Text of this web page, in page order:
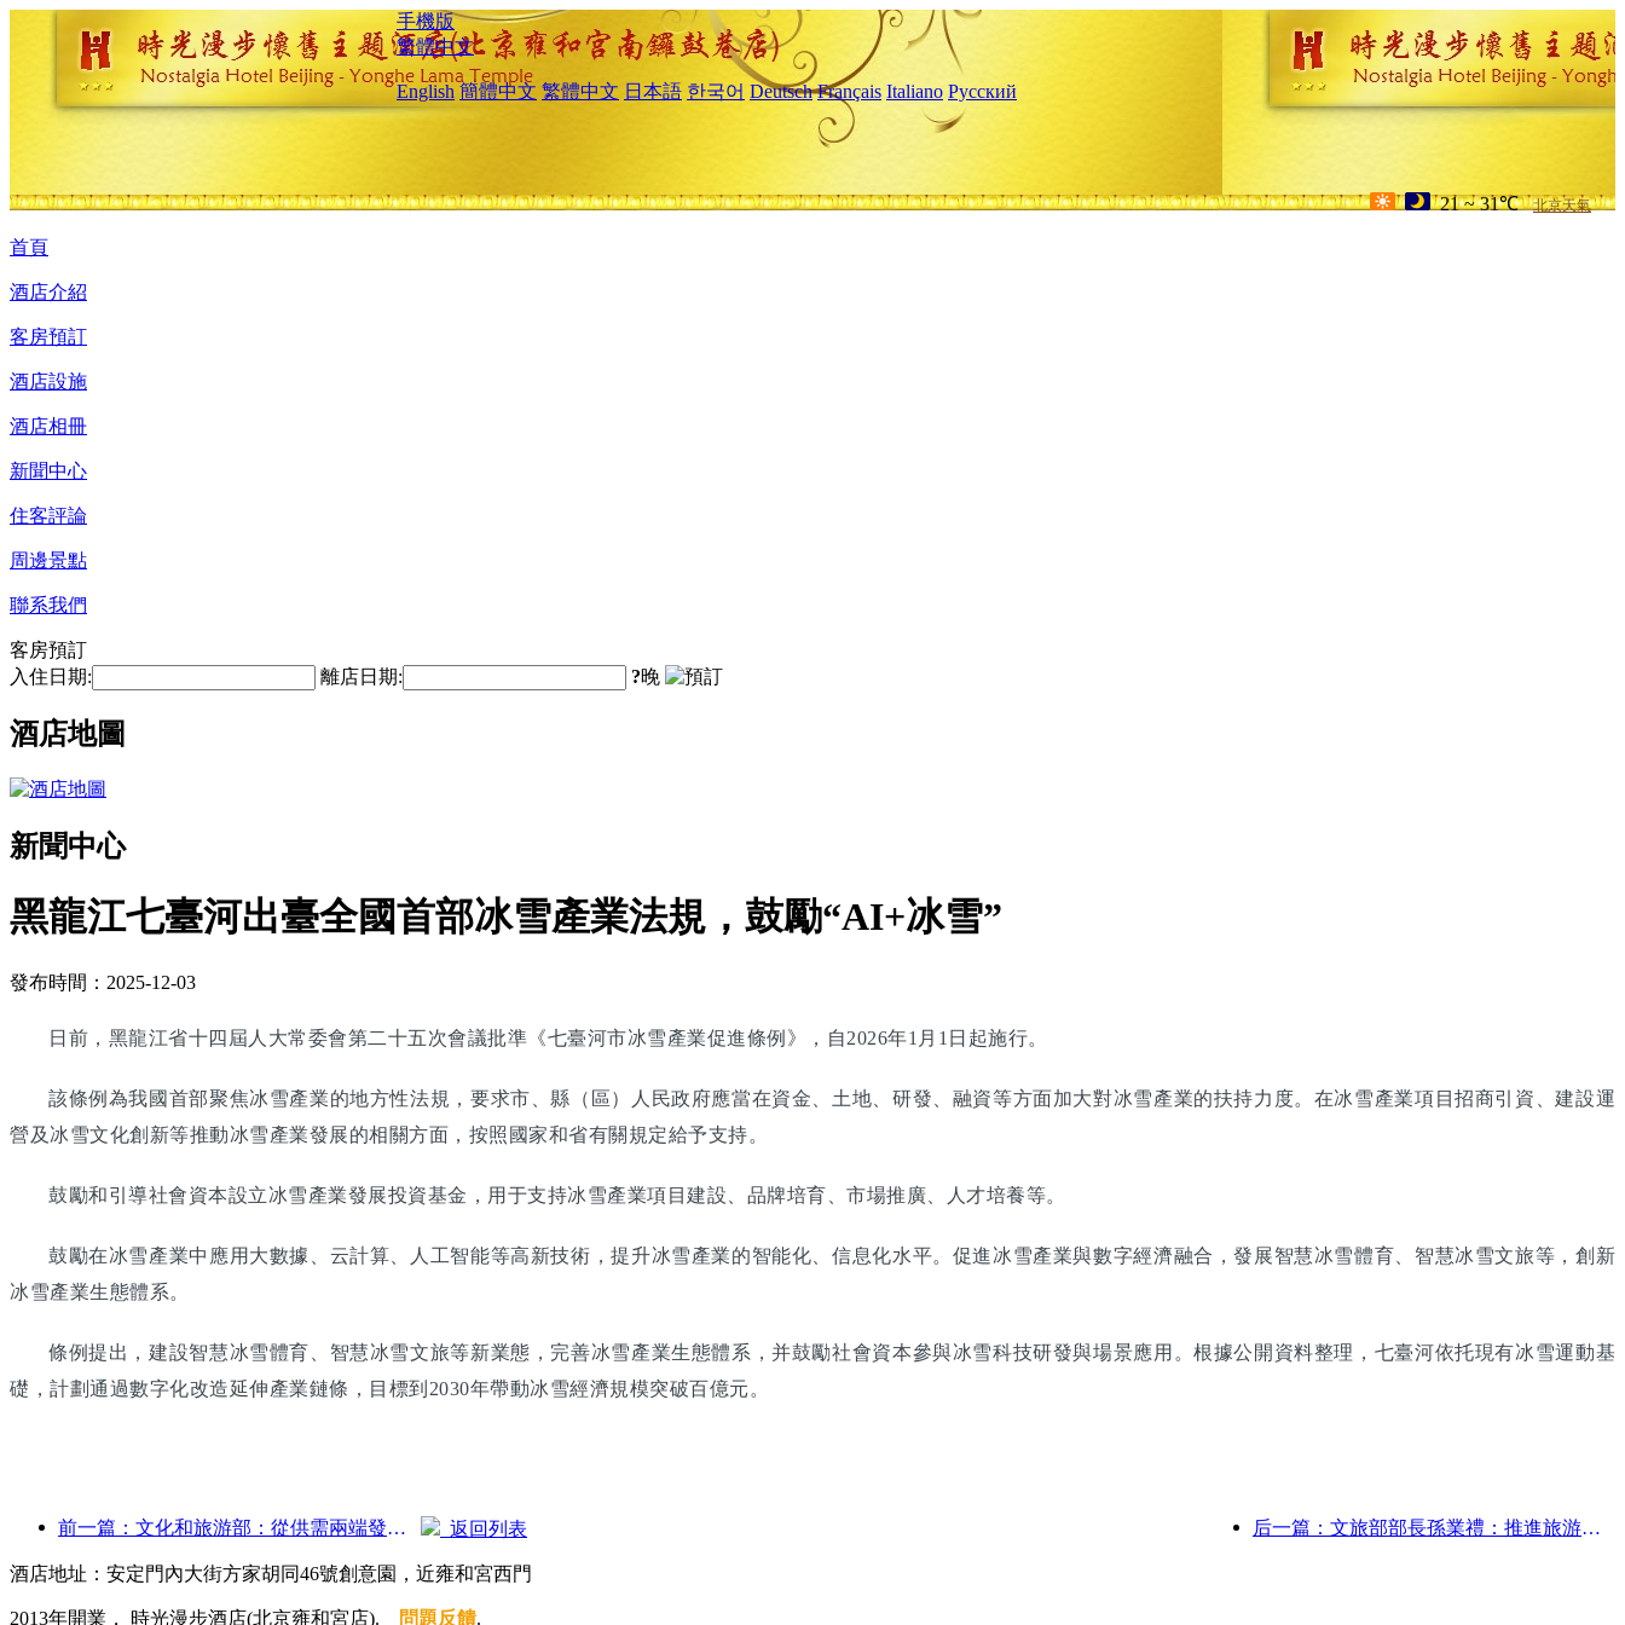
手機版
繁體中文
English 簡體中文 繁體中文 日本語 한국어 Deutsch Français Italiano Русский
21 ~ 31℃ 北京天氣
首頁
酒店介紹
客房預訂
酒店設施
酒店相冊
新聞中心
住客評論
周邊景點
聯系我們
客房預訂
入住日期:
離店日期: ?晚
酒店地圖
新聞中心
黑龍江七臺河出臺全國首部冰雪產業法規，鼓勵“AI+冰雪”
發布時間：2025-12-03
日前，黑龍江省十四屆人大常委會第二十五次會議批準《七臺河市冰雪產業促進條例》，自2026年1月1日起施行。
該條例為我國首部聚焦冰雪產業的地方性法規，要求市、縣（區）人民政府應當在資金、土地、研發、融資等方面加大對冰雪產業的扶持力度。在冰雪產業項目招商引資、建設運
營及冰雪文化創新等推動冰雪產業發展的相關方面，按照國家和省有關規定給予支持。
鼓勵和引導社會資本設立冰雪產業發展投資基金，用于支持冰雪產業項目建設、品牌培育、市場推廣、人才培養等。
鼓勵在冰雪產業中應用大數據、云計算、人工智能等高新技術，提升冰雪產業的智能化、信息化水平。促進冰雪產業與數字經濟融合，發展智慧冰雪體育、智慧冰雪文旅等，創新
冰雪產業生態體系。
條例提出，建設智慧冰雪體育、智慧冰雪文旅等新業態，完善冰雪產業生態體系，并鼓勵社會資本參與冰雪科技研發與場景應用。根據公開資料整理，七臺河依托現有冰雪運動基
礎，計劃通過數字化改造延伸產業鏈條，目標到2030年帶動冰雪經濟規模突破百億元。
前一篇：文化和旅游部：從供需兩端發力，引導文旅消費活動出行 后一篇：文旅部部長孫業禮：推進旅游強國建設，豐富高品質旅游產品供給
返回列表
酒店地址：安定門內大街方家胡同46號創意園，近雍和宮西門
2013年開業， 時光漫步酒店(北京雍和宮店). 問題反饋.